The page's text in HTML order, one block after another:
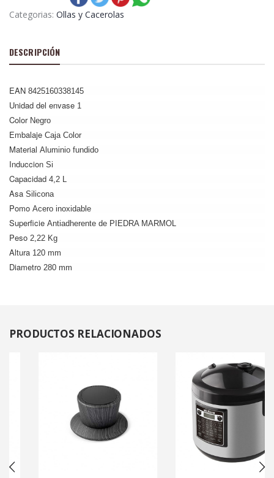
Categorias: Ollas y Cacerolas
DESCRIPCIÓN
EAN 8425160338145
Unidad del envase 1
Color Negro
Embalaje Caja Color
Material Aluminio fundido
Induccion Si
Capacidad 4,2 L
Asa Silicona
Pomo Acero inoxidable
Superficie Antiadherente de PIEDRA MARMOL
Peso 2,22 Kg
Altura 120 mm
Diametro 280 mm
PRODUCTOS RELACIONADOS